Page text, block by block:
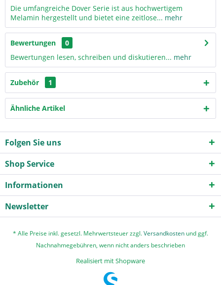
Die umfangreiche Dover Serie ist aus hochwertigem
Melamin hergestellt und bietet eine zeitlose... mehr
Bewertungen
0
Bewertungen lesen, schreiben und diskutieren... mehr
Zubehör 1
Ähnliche Artikel
Folgen Sie uns
Shop Service
Informationen
Newsletter
* Alle Preise inkl. gesetzl. Mehrwertsteuer zzgl.Versandkosten und ggf.
Nachnahmegebühren, wenn nicht anders beschrieben
Realisiert mit Shopware